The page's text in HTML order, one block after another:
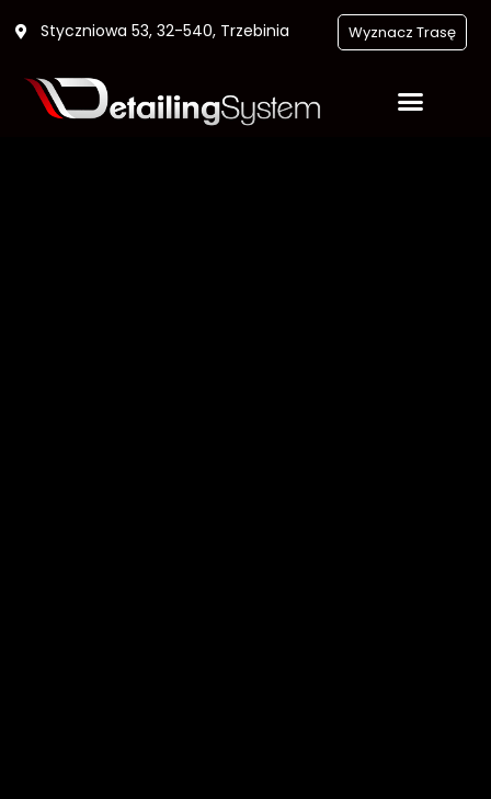
Styczniowa 53, 32-540, Trzebinia Wyznacz Trasę